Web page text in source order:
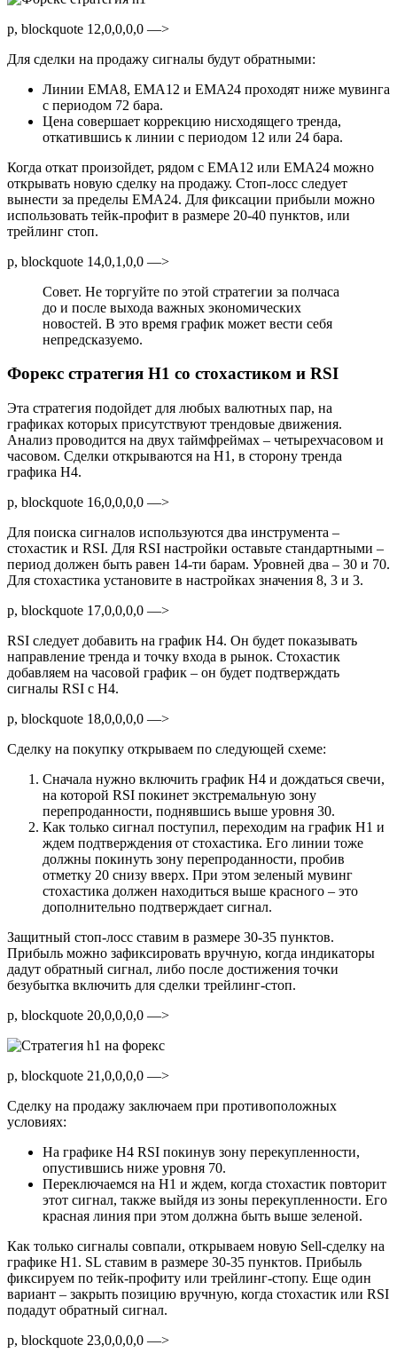
p, blockquote 12,0,0,0,0 —>
Для сделки на продажу сигналы будут обратными:
Линии EMA8, EMA12 и EMA24 проходят ниже мувинга
с периодом 72 бара.
Цена совершает коррекцию нисходящего тренда,
откатившись к линии с периодом 12 или 24 бара.
Когда откат произойдет, рядом с EMA12 или EMA24 можно
открывать новую сделку на продажу. Стоп-лосс следует
вынести за пределы EMA24. Для фиксации прибыли можно
использовать тейк-профит в размере 20-40 пунктов, или
трейлинг стоп.
p, blockquote 14,0,1,0,0 —>
Совет. Не торгуйте по этой стратегии за полчаса
до и после выхода важных экономических
новостей. В это время график может вести себя
непредсказуемо.
Форекс стратегия H1 со стохастиком и RSI
Эта стратегия подойдет для любых валютных пар, на
графиках которых присутствуют трендовые движения.
Анализ проводится на двух таймфреймах – четырехчасовом и
часовом. Сделки открываются на H1, в сторону тренда
графика H4.
p, blockquote 16,0,0,0,0 —>
Для поиска сигналов используются два инструмента –
стохастик и RSI. Для RSI настройки оставьте стандартными –
период должен быть равен 14-ти барам. Уровней два – 30 и 70.
Для стохастика установите в настройках значения 8, 3 и 3.
p, blockquote 17,0,0,0,0 —>
RSI следует добавить на график H4. Он будет показывать
направление тренда и точку входа в рынок. Стохастик
добавляем на часовой график – он будет подтверждать
сигналы RSI с H4.
p, blockquote 18,0,0,0,0 —>
Сделку на покупку открываем по следующей схеме:
Сначала нужно включить график H4 и дождаться свечи,
на которой RSI покинет экстремальную зону
перепроданности, поднявшись выше уровня 30.
Как только сигнал поступил, переходим на график H1 и
ждем подтверждения от стохастика. Его линии тоже
должны покинуть зону перепроданности, пробив
отметку 20 снизу вверх. При этом зеленый мувинг
стохастика должен находиться выше красного – это
дополнительно подтверждает сигнал.
Защитный стоп-лосс ставим в размере 30-35 пунктов.
Прибыль можно зафиксировать вручную, когда индикаторы
дадут обратный сигнал, либо после достижения точки
безубытка включить для сделки трейлинг-стоп.
p, blockquote 20,0,0,0,0 —>
p, blockquote 21,0,0,0,0 —>
Сделку на продажу заключаем при противоположных
условиях:
На графике H4 RSI покинув зону перекупленности,
опустившись ниже уровня 70.
Переключаемся на H1 и ждем, когда стохастик повторит
этот сигнал, также выйдя из зоны перекупленности. Его
красная линия при этом должна быть выше зеленой.
Как только сигналы совпали, открываем новую Sell-сделку на
графике H1. SL ставим в размере 30-35 пунктов. Прибыль
фиксируем по тейк-профиту или трейлинг-стопу. Еще один
вариант – закрыть позицию вручную, когда стохастик или RSI
подадут обратный сигнал.
p, blockquote 23,0,0,0,0 —>